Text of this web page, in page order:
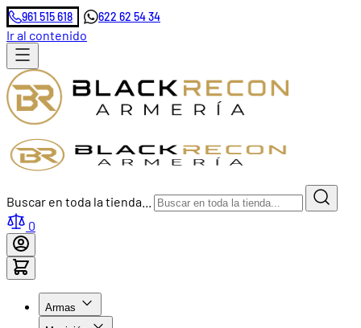
961 515 618 622 62 54 34
Ir al contenido
Buscar en toda la tienda...
0
Armas